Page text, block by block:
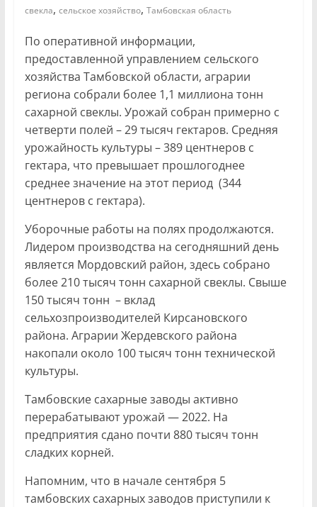
свекла, сельское хозяйство, Тамбовская область
По оперативной информации,
предоставленной управлением сельского
хозяйства Тамбовской области, аграрии
региона собрали более 1,1 миллиона тонн
сахарной свеклы. Урожай собран примерно с
четверти полей – 29 тысяч гектаров. Средняя
урожайность культуры – 389 центнеров с
гектара, что превышает прошлогоднее
среднее значение на этот период (344
центнеров с гектара).
Уборочные работы на полях продолжаются.
Лидером производства на сегодняшний день
является Мордовский район, здесь собрано
более 210 тысяч тонн сахарной свеклы. Свыше
150 тысяч тонн – вклад
сельхозпроизводителей Кирсановского
района. Аграрии Жердевского района
накопали около 100 тысяч тонн технической
культуры.
Тамбовские сахарные заводы активно
перерабатывают урожай — 2022. На
предприятия сдано почти 880 тысяч тонн
сладких корней.
Напомним, что в начале сентября 5
тамбовских сахарных заводов приступили к